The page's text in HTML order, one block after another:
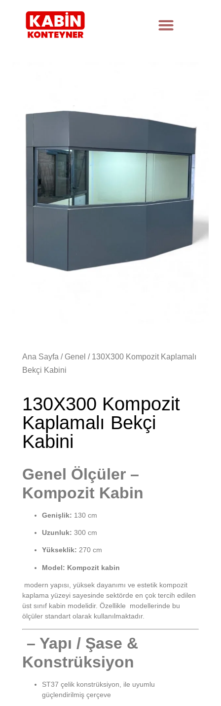
Ana Sayfa / Genel / 130X300 Kompozit Kaplamalı
Bekçi Kabini
130X300 Kompozit
Kaplamalı Bekçi
Kabini
Genel Ölçüler –
Kompozit Kabin
Genişlik: 130 cm
Uzunluk: 300 cm
Yükseklik: 270 cm
Model: Kompozit kabin
modern yapısı, yüksek dayanımı ve estetik kompozit
kaplama yüzeyi sayesinde sektörde en çok tercih edilen
üst sınıf kabin modelidir. Özellikle modellerinde bu
ölçüler standart olarak kullanılmaktadır.
– Yapı / Şase &
Konstrüksiyon
ST37 çelik konstrüksiyon, ile uyumlu
güçlendirilmiş çerçeve